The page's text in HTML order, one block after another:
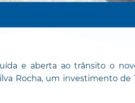
e aberta ao trânsito o
Rocha, um investimento de